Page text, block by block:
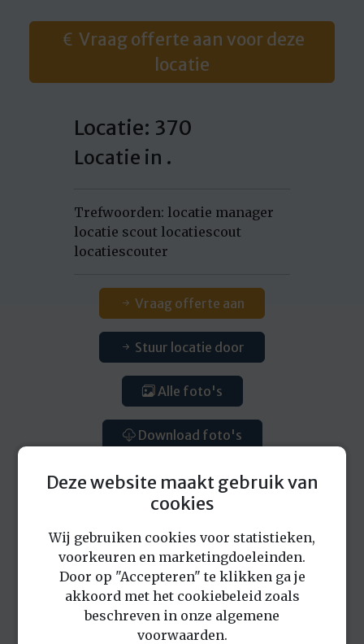
Vraag offerte aan voor deze
locatie
Locatie: 370
Locatie in .
Trefwoorden: locatie manager
locatie scout locatiescout
locatiescouter
Vraag offerte aan
Stuur locatie door
Alle foto's
Download foto's
Eerder bekeken locaties
Deze website maakt gebruik van
cookies
Wij gebruiken cookies voor statistieken,
voorkeuren en marketingdoeleinden.
Door op "Accepteren" te klikken ga je
akkoord met het cookiebeleid zoals
beschreven in onze algemene
voorwaarden.